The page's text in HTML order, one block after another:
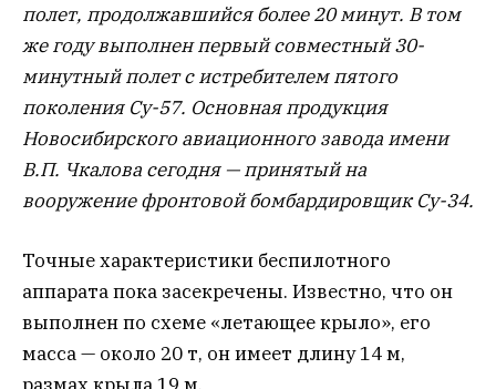
полет, продолжавшийся более 20 минут. В том
же году выполнен первый совместный 30-
минутный полет с истребителем пятого
поколения Су-57. Основная продукция
Новосибирского авиационного завода имени
В.П. Чкалова сегодня — принятый на
вооружение фронтовой бомбардировщик Су-34.
Точные характеристики беспилотного
аппарата пока засекречены. Известно, что он
выполнен по схеме «летающее крыло», его
масса — около 20 т, он имеет длину 14 м,